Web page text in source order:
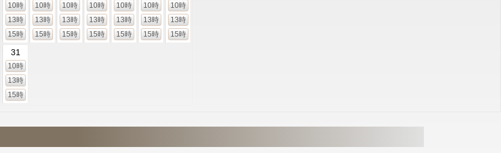
10時
13時
15時
10時
13時
15時
10時
13時
15時
10時
13時
15時
10時
13時
15時
10時
13時
15時
10時
13時
15時
31
10時
13時
15時